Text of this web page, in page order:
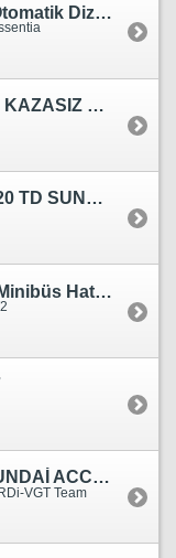
Opel Astra 2011 Otomatik Dizel Tramersiz Essentia
İLK SAHİBİNDEN KAZASIZ HASARSIZ BOYASIZ DEĞİŞENSİZ TAM ORJİNAL RENO
OTOBAR 2003 3.20 TD SUNROOF DERİ OTOMATİK DİZEL EMSALSİZ
Muğla BB Satılık Minibüs Hatı Volkswagen Crafter
2007 MODEL HYUNDAİ ACCENT ERA MOTOR YENİ YAPILDI
VGT Team